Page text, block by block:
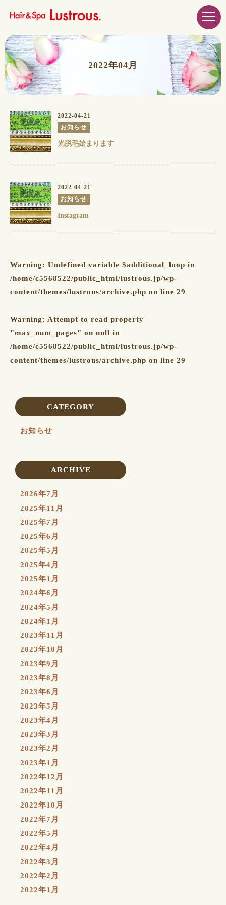
2022年04月
2022-04-21
お知らせ
光脱毛始まります
2022-04-21
お知らせ
Instagram
Warning: Undefined variable $additional_loop in
/home/c5568522/public_html/lustrous.jp/wp-
content/themes/lustrous/archive.php on line 29
Warning: Attempt to read property
"max_num_pages" on null in
/home/c5568522/public_html/lustrous.jp/wp-
content/themes/lustrous/archive.php on line 29
CATEGORY
お知らせ
ARCHIVE
2026年7月
2025年11月
2025年7月
2025年6月
2025年5月
2025年4月
2025年1月
2024年6月
2024年5月
2024年1月
2023年11月
2023年10月
2023年9月
2023年8月
2023年6月
2023年5月
2023年4月
2023年3月
2023年2月
2023年1月
2022年12月
2022年11月
2022年10月
2022年7月
2022年5月
2022年4月
2022年3月
2022年2月
2022年1月